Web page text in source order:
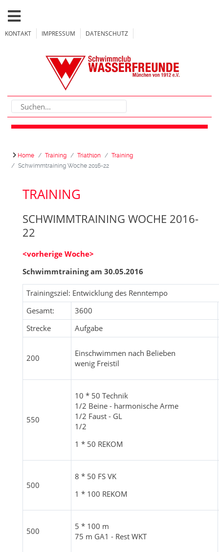
KONTAKT IMPRESSUM DATENSCHUTZ
Home Training Triathlon
Training
Schwimmtraining Woche 2016-22
TRAINING
SCHWIMMTRAINING WOCHE 2016-
22
<vorherige Woche>
Schwimmtraining am 30.05.2016
Trainingsziel: Entwicklung des Renntempo
Gesamt:
3600
Strecke
Aufgabe
200
Einschwimmen nach Belieben
wenig Freistil
550
10 * 50 Technik
1/2 Beine - harmonische Arme
1/2 Faust - GL
1/2
1 * 50 REKOM
500
8 * 50 FS VK
1 * 100 REKOM
500
5 * 100 m
75 m GA1 - Rest WKT